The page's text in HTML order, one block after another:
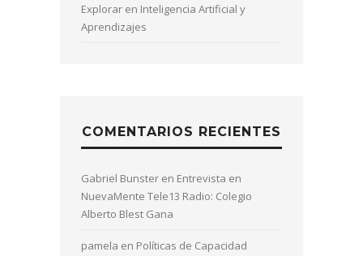
Explorar en Inteligencia Artificial y
Aprendizajes
COMENTARIOS RECIENTES
Gabriel Bunster en Entrevista en
NuevaMente Tele13 Radio: Colegio
Alberto Blest Gana
pamela en Políticas de Capacidad